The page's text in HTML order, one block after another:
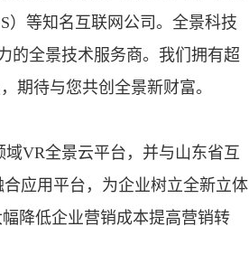
）等知名互联网公司。全景科技
的全景技术服务商。我们拥有超
期待与您共创全景新财富。
VR全景云平台，并与山东省互
应用平台，为企业树立全新立体
降低企业营销成本提高营销转